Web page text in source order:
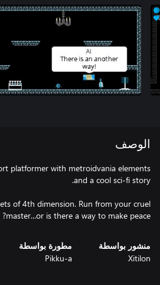
الوصف
platformer with metroidvania elements
of 4th dimension. Run from your cruel
master...or is there a way to make peace?
منشور بواسطة
Xitilon
مطورة بواسطة
Pikku-a